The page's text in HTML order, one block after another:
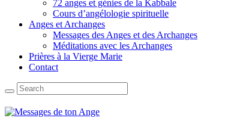
72 anges et génies de la Kabbale
Cours d’angélologie spirituelle
Anges et Archanges
Messages des Anges et des Archanges
Méditations avec les Archanges
Prières à la Vierge Marie
Contact